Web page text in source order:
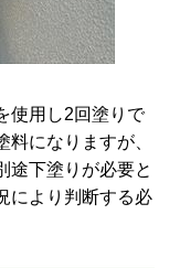
使用し2回塗りで
になりますが、
途下塗りが必要と
により判断する必